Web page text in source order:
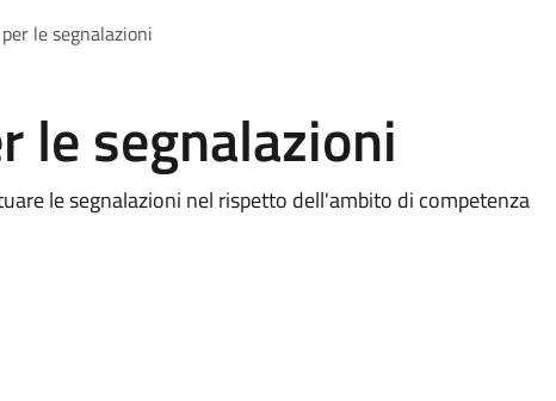
le segnalazioni
le segnalazioni
le segnalazioni nel rispetto dell'ambito di competenza